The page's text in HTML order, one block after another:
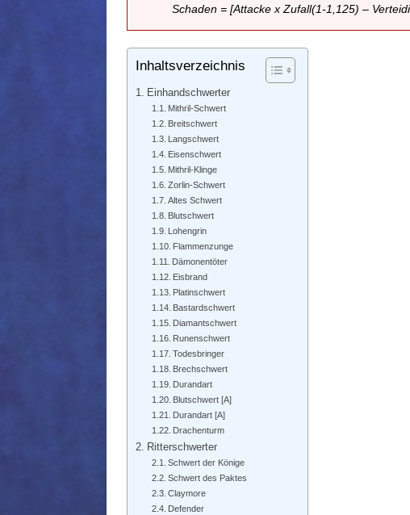
Schaden = [Attacke x Zufall(1-1,125) –
Inhaltsverzeichnis
Einhandschwerter
Mithril-Schwert
Breitschwert
Langschwert
Eisenschwert
Mithril-Klinge
Zorlin-Schwert
Altes Schwert
Blutschwert
Lohengrin
Flammenzunge
Dämonentöter
Eisbrand
Platinschwert
Bastardschwert
Diamantschwert
Runenschwert
Todesbringer
Brechschwert
Durandart
Blutschwert [A]
Durandart [A]
Drachenturm
Ritterschwerter
Schwert der Könige
Schwert des Paktes
Claymore
Defender